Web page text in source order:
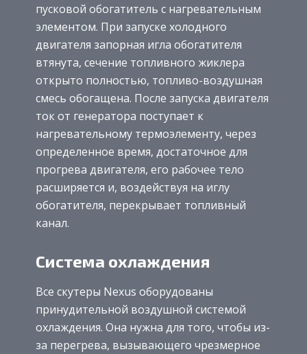
пусковой обогатитель с нагревательным
элементом. При запуске холодного
двигателя запорная игла обогатителя
втянута, сечение топливного жиклера
открыто полностью, топливо-воздушная
смесь обогащена. После запуска двигателя
ток от генератора поступает к
нагревательному термоэлементу, через
определенное время, достаточное для
прогрева двигателя, его рабочее тело
расширяется и, воздействуя на иглу
обогатителя, перекрывает топливный
канал.
Система охлаждения
Все скутеры Nexus оборудованы
принудительной воздушной системой
охлаждения. Она нужна для того, чтобы из-
за перегрева, вызывающего чрезмерное